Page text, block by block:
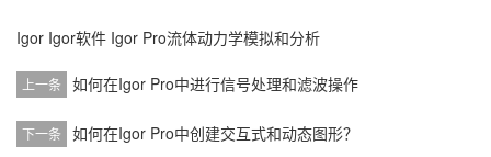
Igor Igor软件 Igor Pro流体动力学模拟和分析
上一条 如何在Igor Pro中进行信号处理和滤波操作
下一条 如何在Igor Pro中创建交互式和动态图形？